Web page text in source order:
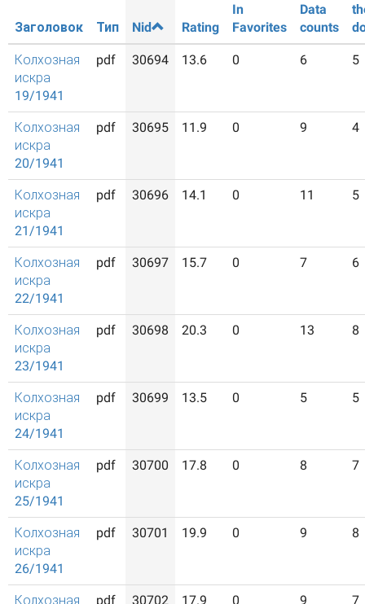
Заголовок Тип Nid Rating
In
Favorites
Data
counts
Колхозная
искра
19/1941
pdf 30694 13.6 0 6 5
Колхозная
искра
20/1941
pdf 30695 11.9 0 9 4
Колхозная
искра
21/1941
pdf 30696 14.1 0 11 5
Колхозная
искра
22/1941
pdf 30697 15.7 0 7 6
Колхозная
искра
23/1941
pdf 30698 20.3 0 13 8
Колхозная
искра
24/1941
pdf 30699 13.5 0 5 5
Колхозная
искра
25/1941
pdf 30700 17.8 0 8 7
Колхозная
искра
26/1941
pdf 30701 19.9 0 9 8
Колхозная pdf 30702 17.9 0 9 7